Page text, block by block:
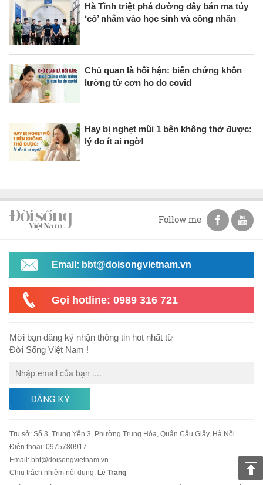
Hà Tĩnh triệt phá đường dây bán ma túy
‘cỏ’ nhắm vào học sinh và công nhân
Chủ quan là hối hận: biến chứng khôn
lường từ cơn ho do covid
Hay bị nghẹt mũi 1 bên không thở được:
lý do ít ai ngờ!
Follow me
Email: bbt@doisongvietnam.vn
Gọi hotline: 0989 316 721
Mời bạn đăng ký nhận thông tin hot nhất từ
Đời Sống Việt Nam !
ĐĂNG KÝ
Trụ sở: Số 3, Trung Yên 3, Phường Trung Hòa, Quận Cầu Giấy, Hà Nội
Điện thoại: 0975780917
Email : bbt@doisongvietnam.vn
Chịu trách nhiệm nội dung: Lê Trang